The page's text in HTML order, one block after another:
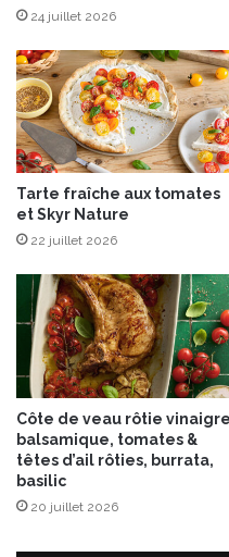
n
r
t
®
l
e
s
s
a
u
v
a
g
e
n
a
d
a
24 juillet 2026
Tarte fraîche aux tomates
et Skyr Nature
22 juillet 2026
Côte de veau rôtie vinaigre
balsamique, tomates &
têtes d’ail rôties, burrata,
basilic
20 juillet 2026